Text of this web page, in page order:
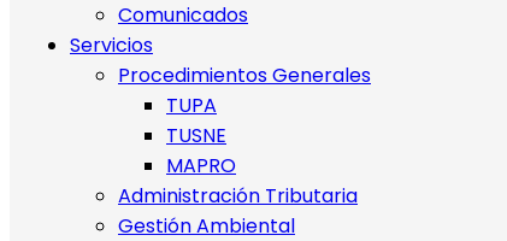
Comunicados
Servicios
Procedimientos Generales
TUPA
TUSNE
MAPRO
Administración Tributaria
Gestión Ambiental